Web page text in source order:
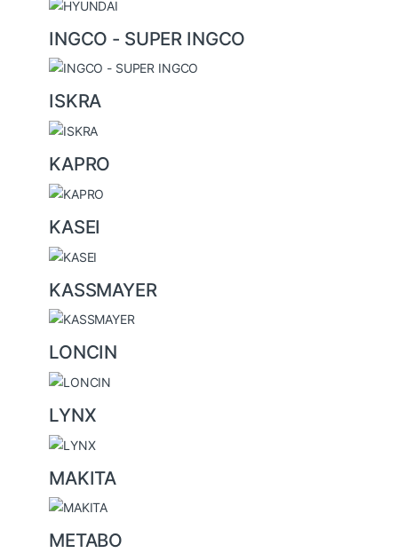
INGCO - SUPER INGCO
ISKRA
KAPRO
KASEI
KASSMAYER
LONCIN
LYNX
MAKITA
METABO